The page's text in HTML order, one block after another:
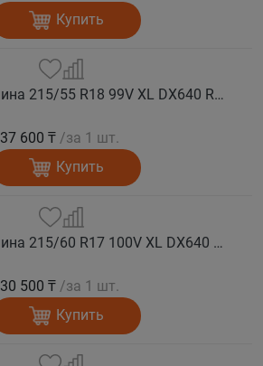
Купить
DAVANTI Автошина 215/55 R18 99V XL DX640 RPR лето (Таиланд)
37 600 ₸ /за 1 шт.
Купить
DAVANTI Автошина 215/60 R17 100V XL DX640 лето
30 500 ₸ /за 1 шт.
Купить